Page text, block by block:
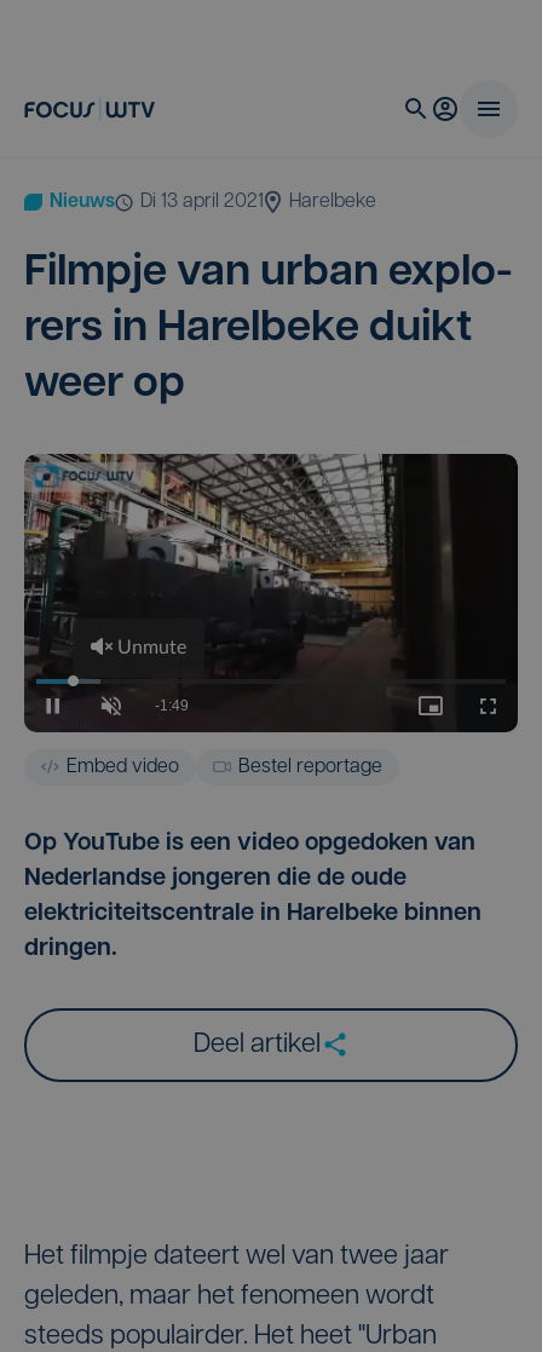
Nieuws di 13 april 2021 Harelbeke
Film­pje van urban explo­
rers in Harel­be­ke duikt
weer op
Embed video Bestel reportage
Op YouTube is een video opgedoken van
Nederlandse jongeren die de oude
elektriciteitscentrale in Harelbeke binnen
dringen.
Deel artikel
Het filmpje dateert wel van twee jaar
geleden, maar het fenomeen wordt
steeds populairder. Het heet "Urban